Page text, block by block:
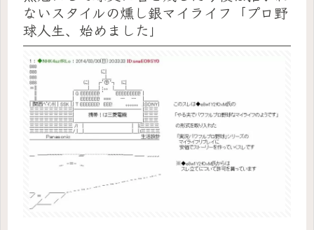
ないスタイルの燻し銀マイライフ「プロ野
球人生、始めました」